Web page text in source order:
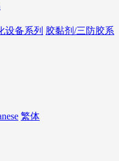
设备系列 胶黏剂/三防胶系
繁体